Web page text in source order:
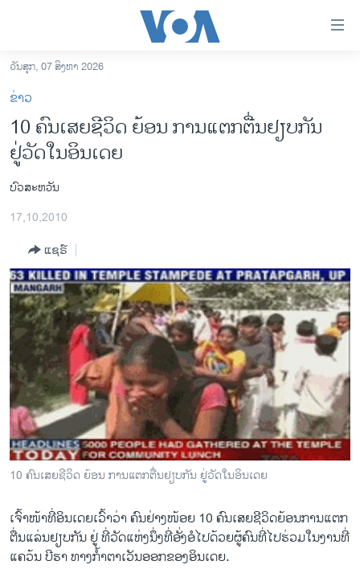
ເຂົ້າ
ຫາ
ຂ້າມ
ຂ້າມ
ຫາ
ຊອກ
ຄົ້ນ
ອາເມຣິກາ
ການເລືອກຕັ້ງ ປະທານາທີບໍດີ ສະຫະລັດ 2024
ໂລກ
ເອເຊຍ
ອິດສະຫຼະພາບດ້ານການຂ່າວ
ຊີວິດຊາວລາວ
ຊຸມຊົນຊາວລາວ
ວິທະຍາສາດ-ເທັກໂນໂລຈີ
ທຸລະກິດ
ພາສາອັງກິດ
ວີດີໂອ
ລາຍການກະຈາຍສຽງ
ລາຍງານ
ຕິດຕາມພວກເຮົາ ທີ່
ວັນສຸກ, 07 ສິງຫາ 2026
ຂ່າວ
10 ຄົນເສຍຊີວິດ ຍ້ອນ ການແຕກຕື່ນຢຽບກັນ
ຢູ່ວັດໃນອິນເດຍ
ບົວສະຫວັນ
17,10,2010
ແຊຣ໌
10 ຄົນເສຍຊີວິດ ຍ້ອນ ການແຕກຕື່ນຢຽບກັນ ຢູ່ວັດໃນອິນເດຍ
ເຈົ້າໜ້າທີ່​ອິນ​ເດຍເວົ້າວ່າ ຄົນ​ຢ່າງໜ້ອຍ 10 ຄົນ​ເສຍ​ຊີວິດ​ຍ້ອນ​ການແຕກ​
ຕື່ນ​ແລ່ນຢຽບກັນ​ ຢູ່​ ທີ່​ວັດ​ແຫ່ງ​ນຶ່ງ​ທີ່​ອັ່ງ​ອໍ​ໄປ​ດ້ວຍ​ຜູ້​ຄົນທີ່​ໄປຮ່ວມ​ໃນ​ງານທີ່​
ແຄວ້ນ ບີຮາ ທາງ​ກໍ້າ​ຕາ​ເວັນ​ອອກ​ຂອງ​ອິນ​ເດຍ.